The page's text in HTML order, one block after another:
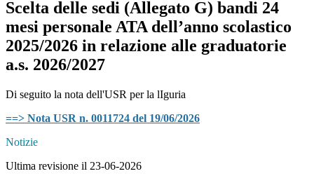
Scelta delle sedi (Allegato G) bandi 24
mesi personale ATA dell’anno scolastico
2025/2026 in relazione alle graduatorie
a.s. 2026/2027
Di seguito la nota dell'USR per la lIguria
==> Nota USR n. 0011724 del 19/06/2026
Notizie
Ultima revisione il 23-06-2026